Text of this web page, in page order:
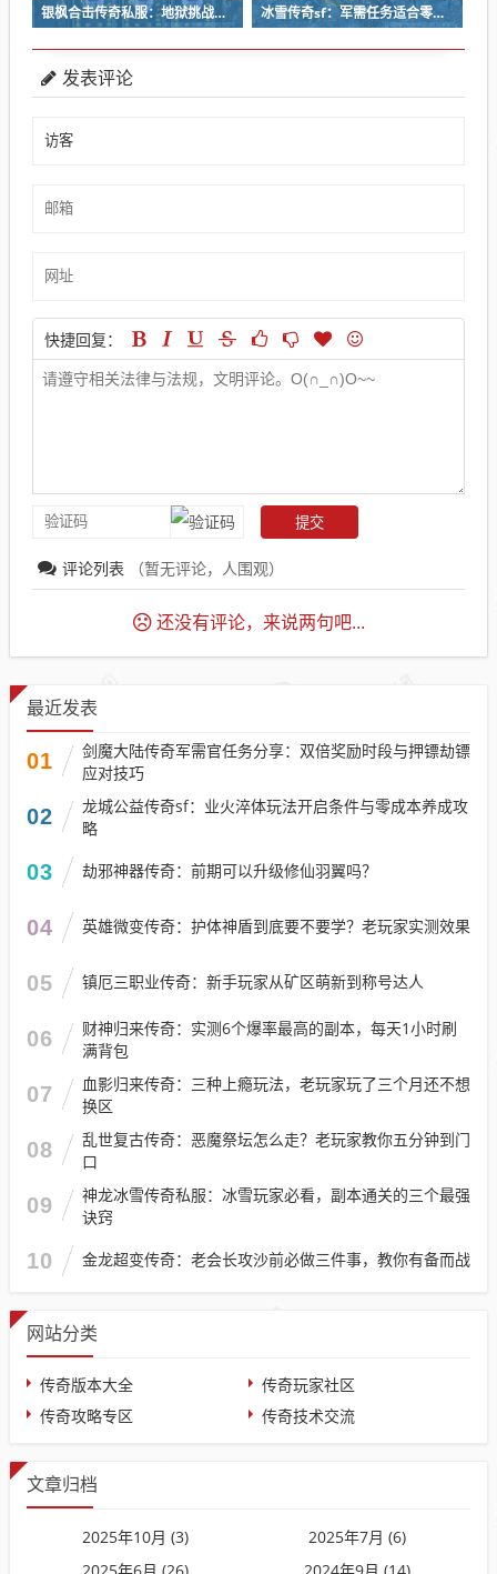
银枫合击传奇私服：地狱挑战副本任务进入条件 冰雪传奇sf：军需任务适合零经验的小白玩家吗？
发表评论
快捷回复：
评论列表 （暂无评论， 人围观）
还没有评论，来说两句吧...
最近发表
01
剑魔大陆传奇军需官任务分享：双倍奖励时段与押镖劫镖
应对技巧​
02
龙城公益传奇sf：业火淬体玩法开启条件与零成本养成攻
略
03 劫邪神器传奇：前期可以升级修仙羽翼吗？
04 英雄微变传奇：护体神盾到底要不要学？老玩家实测效果
05 镇厄三职业传奇：新手玩家从矿区萌新到称号达人
06
财神归来传奇：实测6个爆率最高的副本，每天1小时刷
满背包
07
血影归来传奇：三种上瘾玩法，老玩家玩了三个月还不想
换区
08
乱世复古传奇：恶魔祭坛怎么走？老玩家教你五分钟到门
口
09
神龙冰雪传奇私服：冰雪玩家必看，副本通关的三个最强
诀窍
10 金龙超变传奇：老会长攻沙前必做三件事，教你有备而战
网站分类
传奇版本大全
传奇玩家社区
传奇攻略专区
传奇技术交流
文章归档
2025年10月 (3)
2025年7月 (6)
2025年6月 (26)
2024年9月 (14)